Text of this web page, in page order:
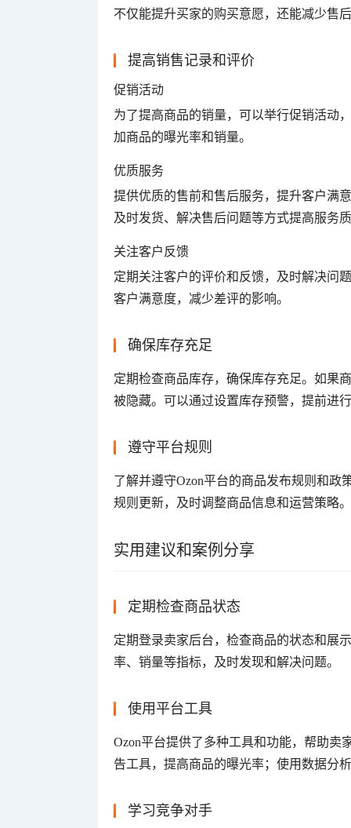
不仅能提升买家的购买意愿，还能减少售
提高销售记录和评价
促销活动
为了提高商品的销量，可以举行促销活动
加商品的曝光率和销量。
优质服务
提供优质的售前和售后服务，提升客户满
及时发货、解决售后问题等方式提高服务
关注客户反馈
定期关注客户的评价和反馈，及时解决问
客户满意度，减少差评的影响。
确保库存充足
定期检查商品库存，确保库存充足。如果
被隐藏。可以通过设置库存预警，提前进
遵守平台规则
了解并遵守Ozon平台的商品发布规则和
规则更新，及时调整商品信息和运营策略。
实用建议和案例分享
定期检查商品状态
定期登录卖家后台，检查商品的状态和展
率、销量等指标，及时发现和解决问题。
使用平台工具
Ozon平台提供了多种工具和功能，帮助卖
告工具，提高商品的曝光率；使用数据分
学习竞争对手